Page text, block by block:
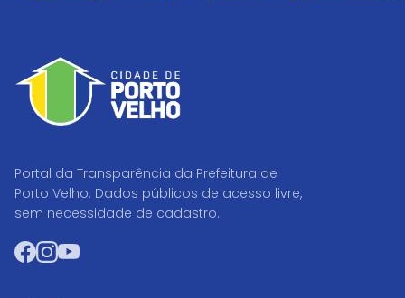
Portal da Transparência da Prefeitura de
Porto Velho. Dados públicos de acesso livre,
sem necessidade de cadastro.
Facebook
Instagram
YouTube